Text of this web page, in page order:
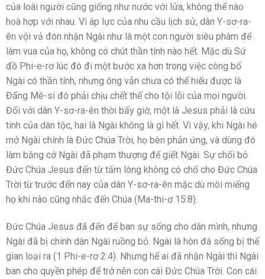
của loài người cũng giống như nước với lửa, không thể nào
hoà hợp với nhau. Vì áp lực của nhu cầu lịch sử, dân Y-sơ-ra-
ên vội vả đón nhận Ngài như là một con người siêu phàm để
làm vua của họ, không có chút thần tính nào hết. Mặc dù Sứ
đồ Phi-e-rơ lúc đó đi một bước xa hơn trong việc công bố
Ngài có thần tính, nhưng ông vẫn chưa có thể hiểu được là
Đấng Mê-si đó phải chịu chết thế cho tội lỗi của mọi người.
Đối với dân Y-sơ-ra-ên thời bấy giờ, một là Jesus phải là cứu
tinh của dân tộc, hai là Ngài không là gì hết. Vì vậy, khi Ngài hé
mở Ngài chính là Đức Chúa Trời, họ bèn phản ứng, và dùng đó
làm bằng cớ Ngài đã phạm thượng để giết Ngài. Sự chối bỏ
Đức Chúa Jesus đến từ tấm lòng không có chổ cho Đức Chúa
Trời từ trước đến nay của dân Y-sơ-ra-ên mặc dù môi miếng
họ khi nào cũng nhắc đến Chúa (Ma-thi-ơ 15:8).
Đức Chúa Jesus đã đến để ban sự sống cho dân mình, nhưng
Ngài đã bị chính dân Ngài ruồng bỏ. Ngài là hòn đá sống bị thế
gian loại ra (1 Phi-e-rơ 2:4). Nhưng hể ai đã nhận Ngài thì Ngài
ban cho quyền phép để trở nên con cái Đức Chúa Trời. Con cái